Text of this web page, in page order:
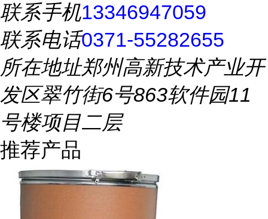
联系手机13346947059
联系电话0371-55282655
所在地址郑州高新技术产业开
发区翠竹街6号863软件园11
号楼项目二层
推荐产品